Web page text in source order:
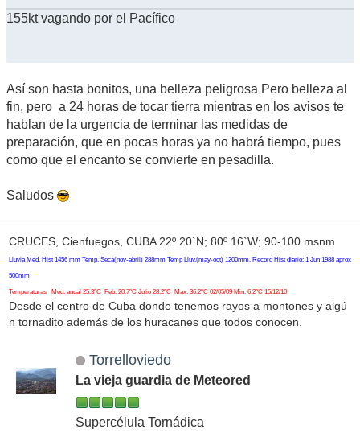
155kt vagando por el Pacífico
Así son hasta bonitos, una belleza peligrosa Pero belleza al
fin, pero a 24 horas de tocar tierra mientras en los avisos te
hablan de la urgencia de terminar las medidas de
preparación, que en pocas horas ya no habrá tiempo, pues
como que el encanto se convierte en pesadilla.
Saludos
CRUCES, Cienfuegos, CUBA 22º 20`N; 80º 16`W; 90-100 msnm
Lluvia Med. Hist 1456 mm Temp. Seca(nov-abril) 288mm Temp Lluv.(may-oct) 1200mm, Record Hist diario: 1 Jun 1988 aprox
500mm
Temperaturas Med. anual 25.3ºC Feb. 20.7ºC Julio 28.2ºC Max. 36.2ºC 02/05/09 Min. 6.2ºC 15/12/10
Desde el centro de Cuba donde tenemos rayos a montones y algú
n tornadito además de los huracanes que todos conocen.
Torrelloviedo
La vieja guardia de Meteored
Supercélula Tornádica